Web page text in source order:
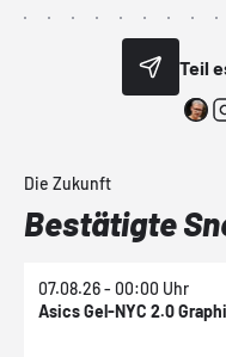
Teil
Die Zukunft
Bestätigte
07.08.26 - 00:00 Uhr
Asics Gel-NYC 2.0